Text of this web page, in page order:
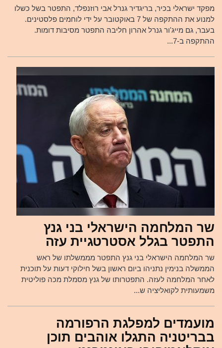
מפקד ישראלי בכיר, בריגדיר גנרל אבי רוזנפלד, התפטר בשל כשלו
למנוע את ההתקפה של 7 באוקטובר על ידי לוחמים פלסטינים.
בעבר, גם מייג'ור גנרל אהרון חליבה התפטר מסיבות דומות.
ההתקפה ב-7...
שר המלחמה הישראלי בני גנץ
התפטר בגלל אסטרטגיית עזה
שר המלחמה הישראלי בני גנץ התפטר מממשלתו של ראש
הממשלה בנימין נתניהו ביום ראשון בשל חילוקי דעות על תוכנית
לאחר המלחמה לעזה. התפטרותו של גנץ מסמלת מכה פוליטית
משמעותית לקואליציה ש...
מועמדים למפלגת הרפורמה
בבריטניה התגלו אוהבים תוכן